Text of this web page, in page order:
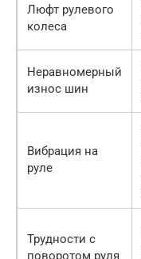
Люфт рулевого
колеса
Неравномерный
износ шин
Вибрация на
руле
Трудности с
поворотом руля